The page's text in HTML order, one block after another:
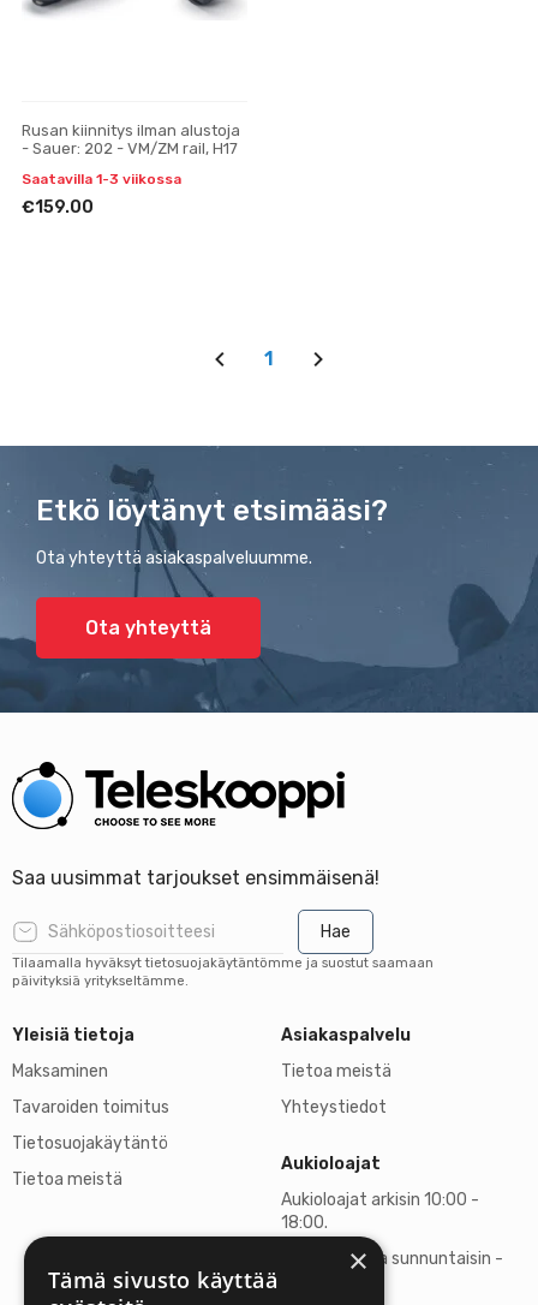
Rusan kiinnitys ilman alustoja
- Sauer: 202 - VM/ZM rail, H17
Saatavilla 1-3 viikossa
€159.00
1
Etkö löytänyt etsimääsi?
Ota yhteyttä asiakaspalveluumme.
Ota yhteyttä
Saa uusimmat tarjoukset ensimmäisenä!
Hae
Tilaamalla hyväksyt tietosuojakäytäntömme ja suostut saamaan
päivityksiä yritykseltämme.
Yleisiä tietoja
Maksaminen
Tavaroiden toimitus
Tietosuojakäytäntö
Tietoa meistä
Asiakaspalvelu
Tietoa meistä
Yhteystiedot
Aukioloajat
Aukioloajat arkisin 10:00 -
18:00.
Lauantaisin ja sunnuntaisin -
×
Tämä sivusto käyttää